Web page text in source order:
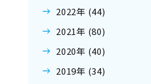
2022年 (44)
2021年 (80)
2020年 (40)
2019年 (34)